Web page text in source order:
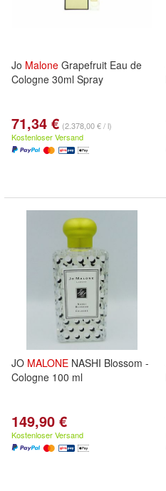
Jo Malone Grapefruit Eau de
Cologne 30ml Spray
71,34 € (2.378,00 € / l)
Kostenloser Versand
JO MALONE NASHI Blossom -
Cologne 100 ml
149,90 €
Kostenloser Versand